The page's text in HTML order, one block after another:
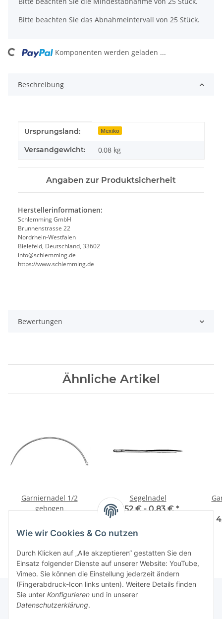
Wie wir Cookies & Co nutzen
Durch Klicken auf „Alle akzeptieren“ gestatten Sie den
Einsatz folgender Dienste auf unserer Website: YouTube,
Vimeo. Sie können die Einstellung jederzeit ändern
(Fingerabdruck-Icon links unten). Weitere Details finden
Sie unter Konfigurieren und in unserer
Datenschutzerklärung.
Bitte beachten Sie das Abnahmeintervall von 25 Stück.
Komponenten werden geladen ...
Beschreibung
Produkteigenschaft
Wert
Ursprungsland: Mexiko
Versandgewicht: 0,08 kg
Angaben zur Produktsicherheit
Herstellerinformationen:
Schlemming GmbH
Brunnenstrasse 22
Nordrhein-Westfalen
Bielefeld, Deutschland, 33602
info@schlemming.de
https://www.schlemming.de
Bewertungen
Ähnliche Artikel
Garniernadel 1/2
gebogen
Segelnadel
0,52 € -0,83 €*